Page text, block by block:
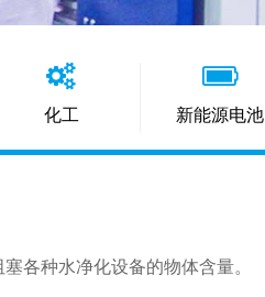
化工 新能源电池
各种水净化设备的物体含量。